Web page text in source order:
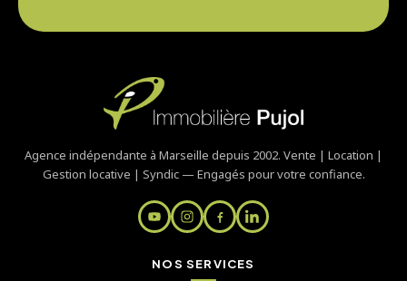
Agence indépendante à Marseille depuis 2002. Vente | Location |
Gestion locative | Syndic — Engagés pour votre confiance.
NOS SERVICES